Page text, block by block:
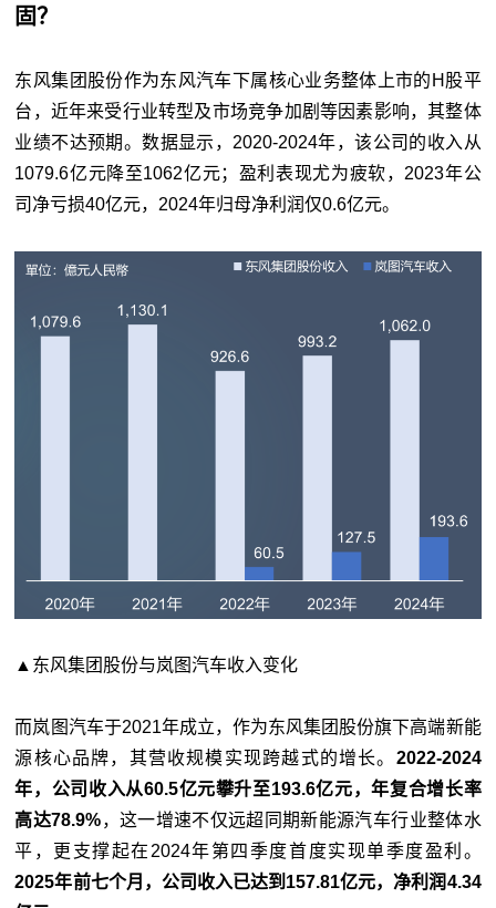
固？
东风集团股份作为东风汽车下属核心业务整体上市的H股平
台，近年来受行业转型及市场竞争加剧等因素影响，其整体
业绩不达预期。数据显示，2020-2024年，该公司的收入从
1079.6亿元降至1062亿元；盈利表现尤为疲软，2023年公
司净亏损40亿元，2024年归母净利润仅0.6亿元。
▲东风集团股份与岚图汽车收入变化
而岚图汽车于2021年成立，作为东风集团股份旗下高端新能
源核心品牌，其营收规模实现跨越式的增长。 2022-2024
年，公司收入从60.5亿元攀升至193.6亿元，年复合增长率
高达78.9%，这一增速不仅远超同期新能源汽车行业整体水
平，更支撑起在2024年第四季度首度实现单季度盈利。
2025年前七个月，公司收入已达到157.81亿元，净利润4.34